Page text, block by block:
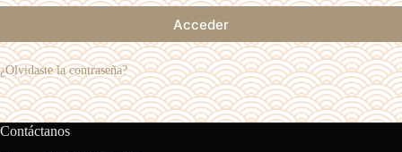
Acceder
¿Olvidaste la contraseña?
Contáctanos